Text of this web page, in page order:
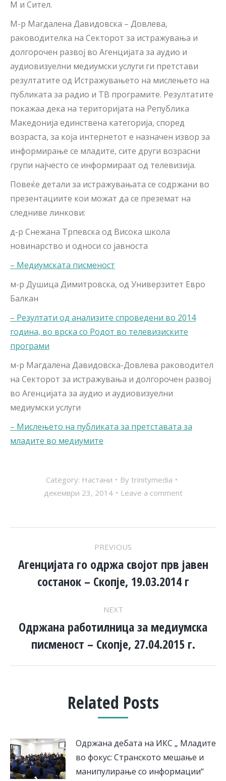
М и Сител.
М-р Магдалена Давидовска – Довлева,
раководителка на Секторот за истражувања и
долгорочен развој во Агенцијата за аудио и
аудиовизуелни медиумски услуги ги претстави
резултатите од Истражувањето на мислењето на
публиката за радио и ТВ програмите. Резултатите
покажаа дека на територијата на Република
Македонија единствена категорија, според
возраста, за која интернетот е назначен извор за
информирање се младите, сите други возрасни
групи најчесто се информираат од телевизија.
Повеќе детали за истражувањата се содржани во
презентациите кои можат да се преземат на
следниве линкови:
д-р Снежана Трпевска од Висока школа
новинарство и односи со јавноста
– Mедиумската писменост
м-р Душица Димитровска, од Универзитет Евро
Балкан
– Резултати од анализите спроведени во 2014
година, во врска со Родот во телевизиските
програми
м-р Магдалена Давидовска-Довлева раководител
на Секторот за истражувања и долгорочен развој
во Агенцијата за аудио и аудиовизуелни
медиумски услуги
– Мислењето на публиката за претставата за
младите во медиумите
Category: Настани By trinitymedia
декември 23, 2014
Leave a comment
NAVIGATION
PREVIOUS
Previous
post:
Агенцијата го одржa својот прв јавен
состанок – Скопје, 19.03.2014 г
NEXT
Next
post:
Одржана работилница за медиумска
писменост – Скопје, 27.04.2015 г.
Related Posts
Одржана дебата на ИКС „ Младите
во фокус: Странското мешање и
манипулирање со информации“